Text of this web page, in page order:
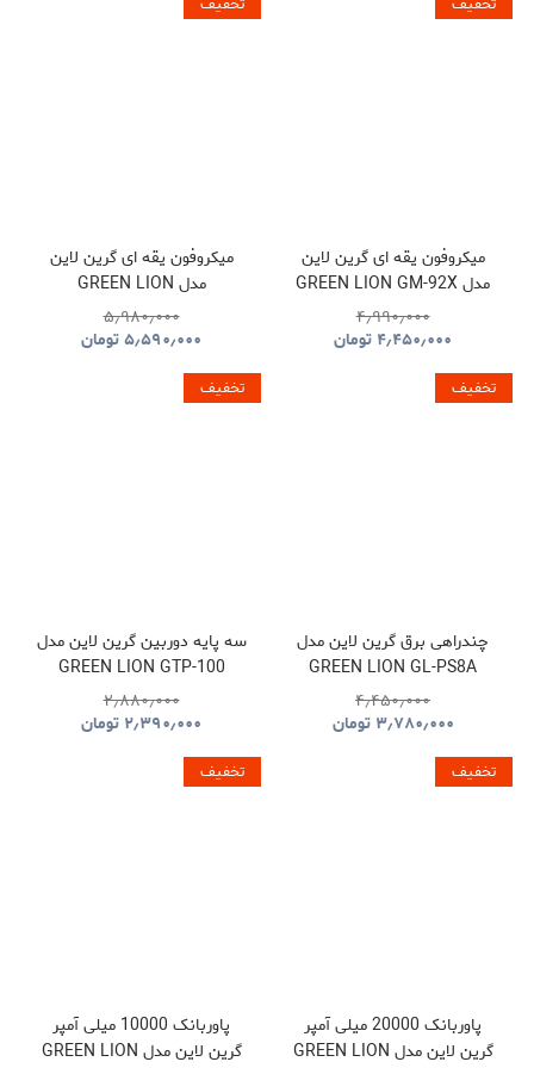
میکروفون یقه ای گرین لاین
مدل GREEN LION GM-92X
GNGM92XWMBK
۴٫۹۹۰٫۰۰۰
۴٫۴۵۰٫۰۰۰ تومان
میکروفون یقه ای گرین لاین
مدل GREEN LION
GNGM93XMICBK
۵٫۹۸۰٫۰۰۰
۵٫۵۹۰٫۰۰۰تومان
تخفیف
چندراهی برق گرین لاین مدل
GREEN LION GL-PS8A
GNPS7UPDUKBK
۴٫۴۵۰٫۰۰۰
۳٫۷۸۰٫۰۰۰ تومان
تخفیف
سه پایه دوربین گرین لاین مدل
GREEN LION GTP-100
GNTP100TRIBK
۲٫۸۸۰٫۰۰۰
۲٫۳۹۰٫۰۰۰ تومان
تخفیف
پاوربانک 20000 میلی آمپر
گرین لاین مدل GREEN LION
تخفیف
پاوربانک 10000 میلی آمپر
گرین لاین مدل GREEN LION